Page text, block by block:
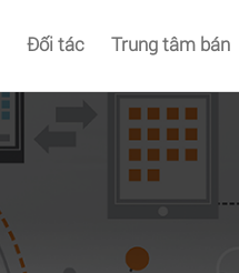
Đối tác Trung tâm bán